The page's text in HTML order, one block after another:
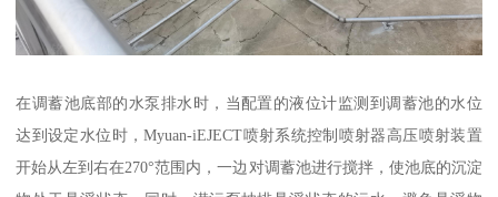
在调蓄池底部的水泵排水时，当配置的液位计监测到调蓄池的水位
达到设定水位时，Myuan-iEJECT喷射系统控制喷射器高压喷射装置
开始从左到右在270°范围内，一边对调蓄池进行搅拌，使池底的沉淀